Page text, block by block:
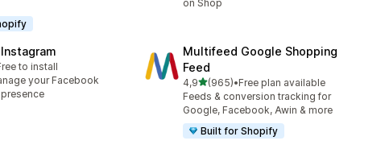
on Shop
to install
your Facebook
Multifeed Google Shopping
Feed
4,95 yıldız üzerinden
(965)
toplam 965 değerlendirme
•Free plan available
Feeds & conversion tracking for
Google, Facebook, Awin & more
Built for Shopify